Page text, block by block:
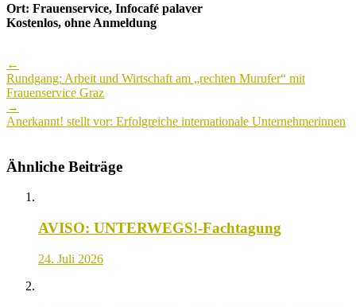
Ort: Frauenservice, Infocafé palaver
Kostenlos, ohne Anmeldung
navigation
←
Rundgang: Arbeit und Wirtschaft am „rechten Murufer“ mit
Frauenservice Graz
→
Anerkannt! stellt vor: Erfolgreiche internationale Unternehmerinnen
Ähnliche Beiträge
AVISO: UNTERWEGS!-Fachtagung
24. Juli 2026